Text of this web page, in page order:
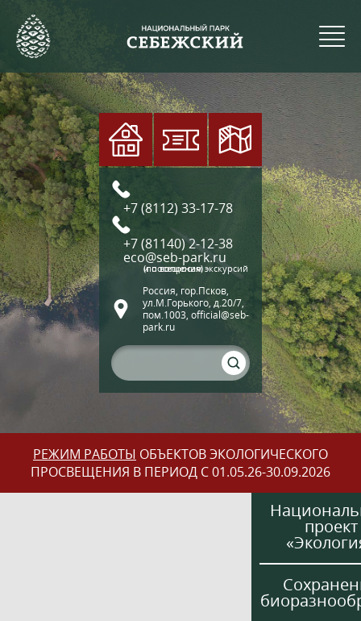
+7 (8112) 33-17-78
+7 (81140) 2-12-38
eco@seb-park.ru
(по вопросам экскурсий и посещения)
Россия, гор.Псков,
ул.М.Горького, д.20/7,
пом.1003, official@seb-
park.ru
РЕЖИМ РАБОТЫ ОБЪЕКТОВ ЭКОЛОГИЧЕСКОГО
ПРОСВЕЩЕНИЯ В ПЕРИОД С 01.05.26-30.09.2026
проект